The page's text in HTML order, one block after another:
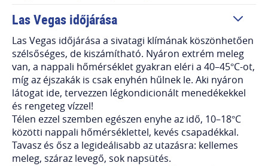
Las Vegas időjárása
Las Vegas időjárása a sivatagi klímának köszönhetően
szélsőséges, de kiszámítható. Nyáron extrém meleg
van, a nappali hőmérséklet gyakran eléri a 40–45°C-ot,
míg az éjszakák is csak enyhén hűlnek le. Aki nyáron
látogat ide, tervezzen légkondicionált menedékekkel
és rengeteg vízzel!
Télen ezzel szemben egészen enyhe az idő, 10–18°C
közötti nappali hőmérséklettel, kevés csapadékkal.
Tavasz és ősz a legideálisabb az utazásra: kellemes
meleg, száraz levegő, sok napsütés.